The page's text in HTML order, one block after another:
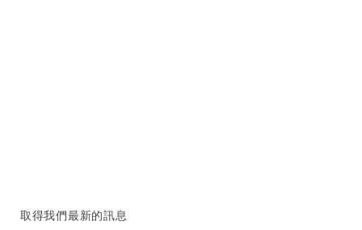
取得我們最新的訊息